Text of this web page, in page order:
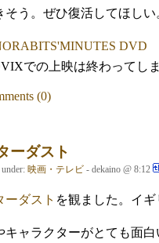
そう。ぜひ復活してほしい
での上映は終わってし
(0)
ーダスト
映画・テレビ - dekaino @ 8:12
ーダスト を観ました。イ
キャラクターがとても面